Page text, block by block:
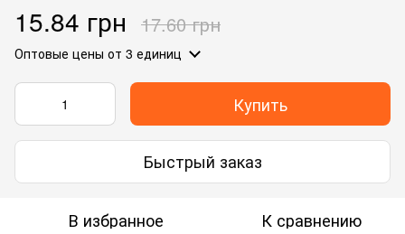
15.84 грн 17.60 грн
Оптовые цены от 3 единиц
Купить
Быстрый заказ
В избранное К сравнению